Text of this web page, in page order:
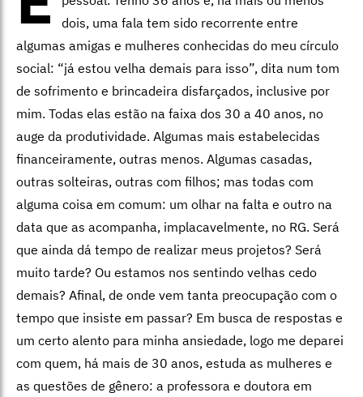
dois, uma fala tem sido recorrente entre
algumas amigas e mulheres conhecidas do meu círculo
social: “já estou velha demais para isso”, dita num tom
de sofrimento e brincadeira disfarçados, inclusive por
mim. Todas elas estão na faixa dos 30 a 40 anos, no
auge da produtividade. Algumas mais estabelecidas
financeiramente, outras menos. Algumas casadas,
outras solteiras, outras com filhos; mas todas com
alguma coisa em comum: um olhar na falta e outro na
data que as acompanha, implacavelmente, no RG. Será
que ainda dá tempo de realizar meus projetos? Será
muito tarde? Ou estamos nos sentindo velhas cedo
demais? Afinal, de onde vem tanta preocupação com o
tempo que insiste em passar? Em busca de respostas e
um certo alento para minha ansiedade, logo me deparei
com quem, há mais de 30 anos, estuda as mulheres e
as questões de gênero: a professora e doutora em